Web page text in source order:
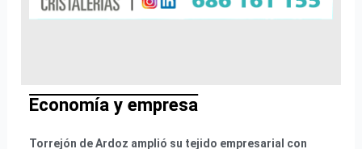
Economía y empresa
Torrejón de Ardoz amplió su tejido empresarial con